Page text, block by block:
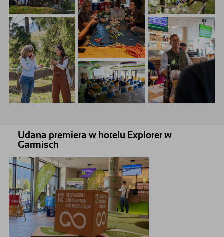
Udana premiera w hotelu Explorer w
Garmisch